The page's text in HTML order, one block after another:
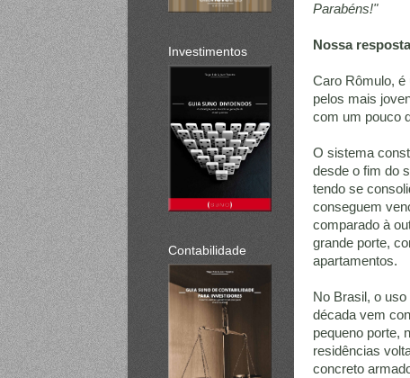
Parabéns!"
Nossa
Caro Rômulo, é
pelos mais
com um pouco
O sistema
desde o fim do
tendo se
conseguem
comparado à
grande porte,
apartamentos.
No Brasil, o
década vem
pequeno porte,
residências
concreto
Investimentos
Contabilidade